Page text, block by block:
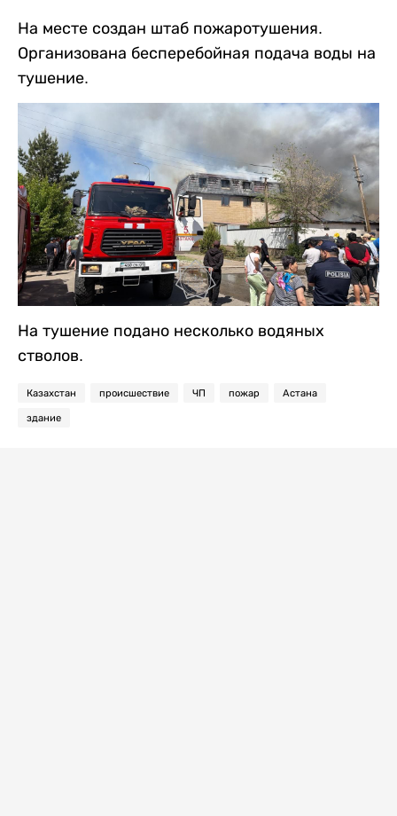
На месте создан штаб пожаротушения.
Организована бесперебойная подача воды на
тушение.
На тушение подано несколько водяных
стволов.
Казахстан происшествие ЧП пожар Астана
здание